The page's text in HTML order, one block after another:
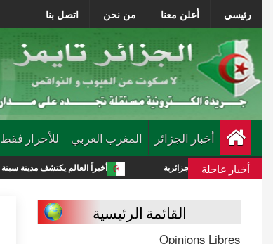
رئيسي أعلن معنا من نحن اتصل بنا
أخبار الجزائر المغرب العربي للأحرار فقط
أخبار عاجلة أخيراً العالم يكتشف مدينة سبتة المغربية المحتلة الجزائرية
القائمة الرئيسية
Opinions Libres